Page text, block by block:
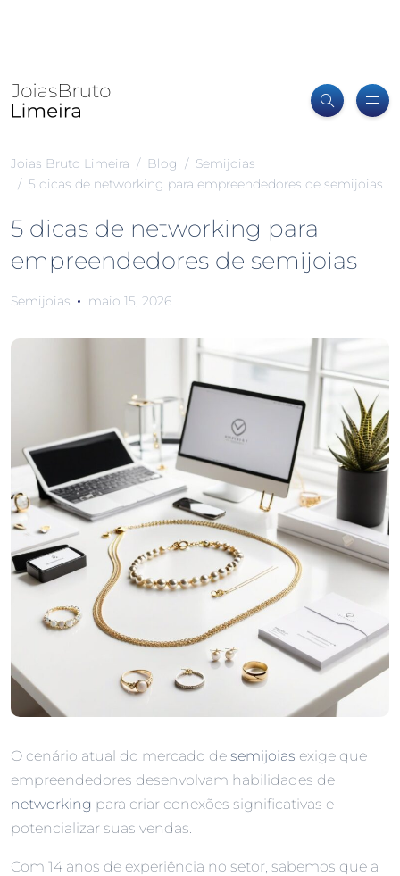
Joias Bruto Limeira Blog
Semijoias
5 dicas de networking para empreendedores de semijoias
5 dicas de networking para
empreendedores de semijoias
Semijoias maio 15, 2026
O cenário atual do mercado de semijoias exige que
empreendedores desenvolvam habilidades de
networking para criar conexões significativas e
potencializar suas vendas.
Com 14 anos de experiência no setor, sabemos que a